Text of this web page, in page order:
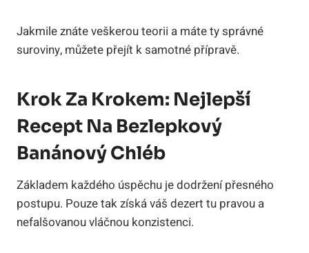
Jakmile znáte veškerou teorii a máte ty správné
suroviny, můžete přejít k samotné přípravě.
Krok Za Krokem: Nejlepší
Recept Na Bezlepkový
Banánový Chléb
Základem každého úspěchu je dodržení přesného
postupu. Pouze tak získá váš dezert tu pravou a
nefalšovanou vláčnou konzistenci.